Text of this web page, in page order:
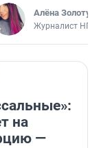
Алёна
Журналист НГС
на
—